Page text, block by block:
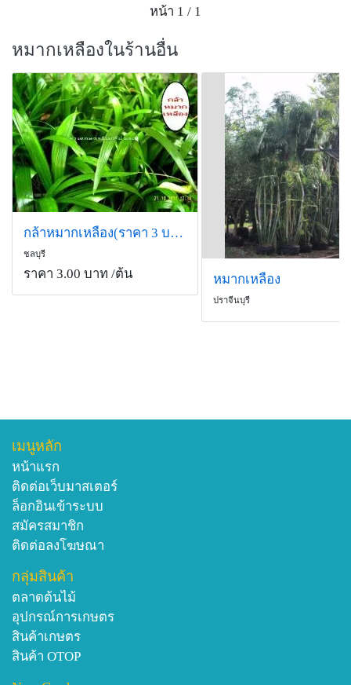
หน้า 1 / 1
หมากเหลืองในร้านอื่น
กล้าหมากเหลือง(ราคา 3 บาท)
ชลบุรี
ราคา 3.00 บาท /ต้น หมากเหลือง
ปราจีนบุรี
เมนูหลัก
หน้าแรก
ติดต่อเว็บมาสเตอร์
ล็อกอินเข้าระบบ
สมัครสมาชิก
ติดต่อลงโฆษณา
กลุ่มสินค้า
ตลาดต้นไม้
อุปกรณ์การเกษตร
สินค้าเกษตร
สินค้า OTOP